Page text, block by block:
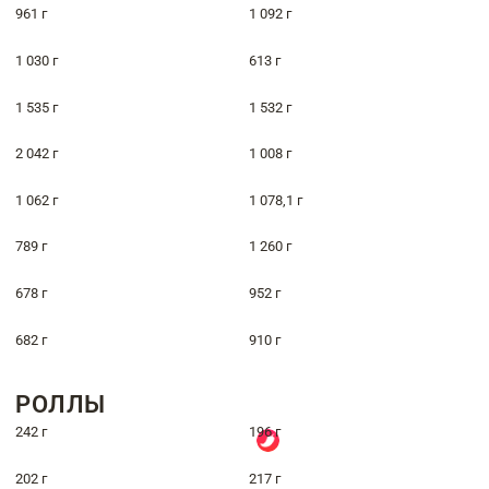
961 г 1 092 г
1 030 г 613 г
1 535 г 1 532 г
2 042 г 1 008 г
1 062 г 1 078,1 г
789 г 1 260 г
678 г 952 г
682 г 910 г
РОЛЛЫ
242 г 196 г
202 г 217 г